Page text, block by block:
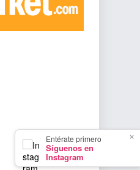
×
Entérate primero
Síguenos en
Instagram